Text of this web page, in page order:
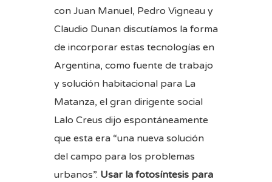
con Juan Manuel, Pedro Vigneau y
Claudio Dunan discutíamos la forma
de incorporar estas tecnologías en
Argentina, como fuente de trabajo
y solución habitacional para La
Matanza, el gran dirigente social
Lalo Creus dijo espontáneamente
que esta era “una nueva solución
del campo para los problemas
urbanos”. Usar la fotosíntesis para